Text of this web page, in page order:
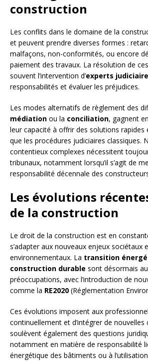
construction
Les conflits dans le domaine de la
et peuvent prendre diverses formes :
malfaçons, non-conformités, ou encore
paiement des travaux. La résolution de
souvent l’intervention d’experts
responsabilités et évaluer les préjudices.
Les modes alternatifs de règlement des
médiation ou la conciliation, gagnent
leur capacité à offrir des solutions rapides
que les procédures judiciaires classiques.
contentieux complexes nécessitent
tribunaux, notamment lorsqu’il s’agit de
responsabilité décennale des
Les évolutions
de la construction
Le droit de la construction est en
s’adapter aux nouveaux enjeux sociétaux
environnementaux. La transition
construction durable sont désormais
préoccupations, avec l’introduction de
comme la RE2020 (Réglementation
Ces évolutions imposent aux
continuellement et d’intégrer de nouvelles
soulèvent également des questions
notamment en matière de responsabilité
énergétique des bâtiments ou à